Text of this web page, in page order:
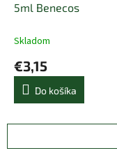
5ml Benecos
Skladom
€3,15
Do košíka